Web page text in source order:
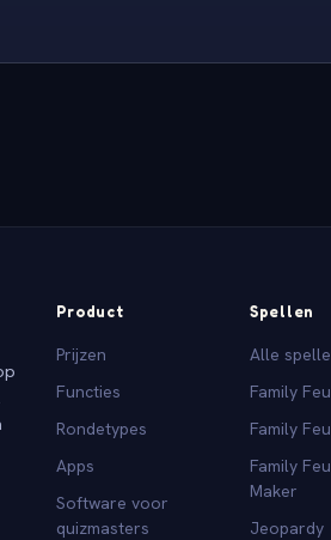
Product
Prijzen
Functies
Rondetypes
Apps
Software voor
quizmasters
Spellen
Alle
Family
Family
Family
Maker
Jeopardy